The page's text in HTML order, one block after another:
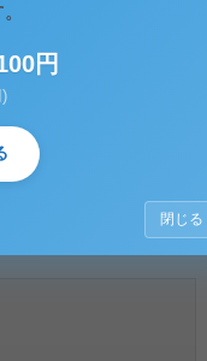
円
閉じる